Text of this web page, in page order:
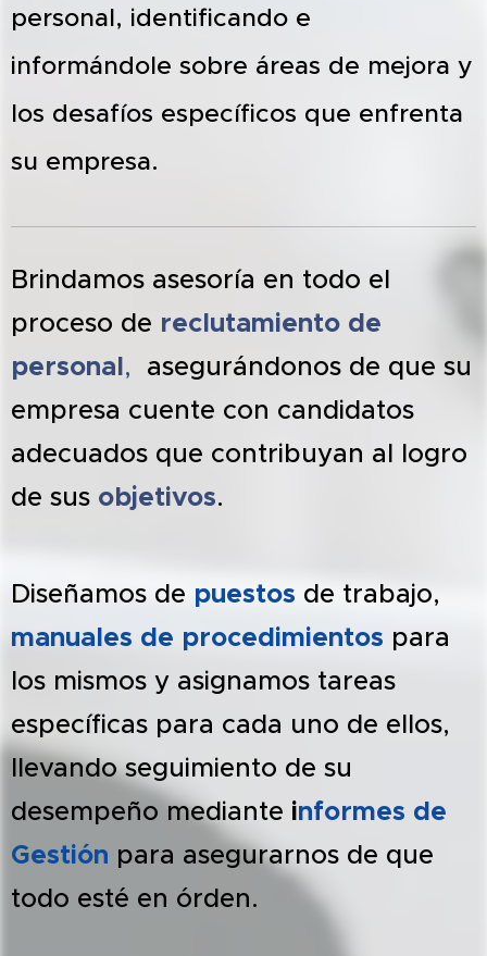
personal, identificando e
informándole sobre áreas de mejora y
los desafíos específicos que enfrenta
su empresa.
Brindamos asesoría en todo el
proceso de reclutamiento de
personal, asegurándonos de que su
empresa cuente con candidatos
adecuados que contribuyan al logro
de sus objetivos.
Diseñamos de puestos de trabajo,
manuales de procedimientos para
los mismos y asignamos tareas
específicas para cada uno de ellos,
llevando seguimiento de su
desempeño mediante informes de
Gestión para asegurarnos de que
todo esté en órden.